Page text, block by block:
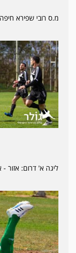
מ.ס רובי שפירא חיפה- קרית ים 13.2.15
ליגה א' דרום: אזור - אשקלון 27.3.15